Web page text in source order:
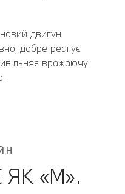
двигун
добре реагує
вражаючу
«М».